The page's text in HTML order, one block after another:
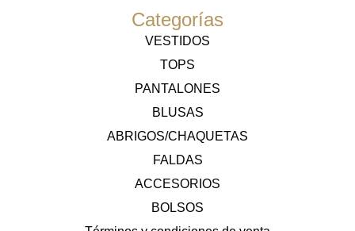
Categorías
VESTIDOS
TOPS
PANTALONES
BLUSAS
ABRIGOS/CHAQUETAS
FALDAS
ACCESORIOS
BOLSOS